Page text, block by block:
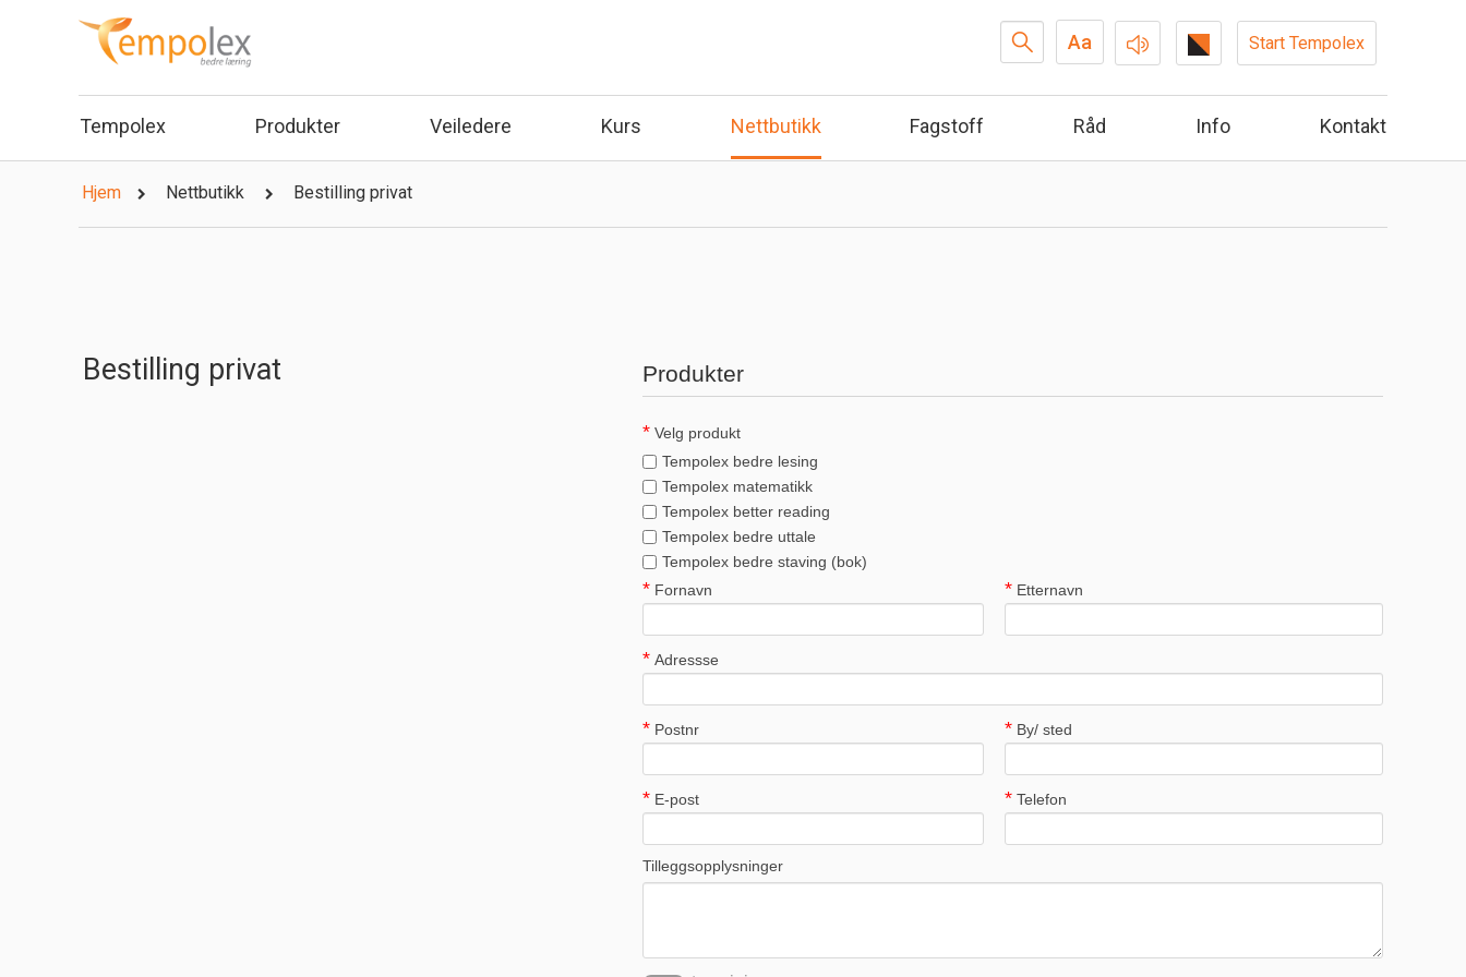
Search
Aa Start Tempolex
Tempolex Produkter Veiledere Kurs Nettbutikk Fagstoff Råd Info Kontakt
Hjem Nettbutikk Bestilling privat
Bestilling privat Produkter
Velg produkt
Tempolex bedre lesing
Tempolex matematikk
Tempolex better reading
Tempolex bedre uttale
Tempolex bedre staving (bok)
Fornavn
Etternavn
Adressse
Postnr By/ sted
E-post Telefon
Tilleggsopplysninger